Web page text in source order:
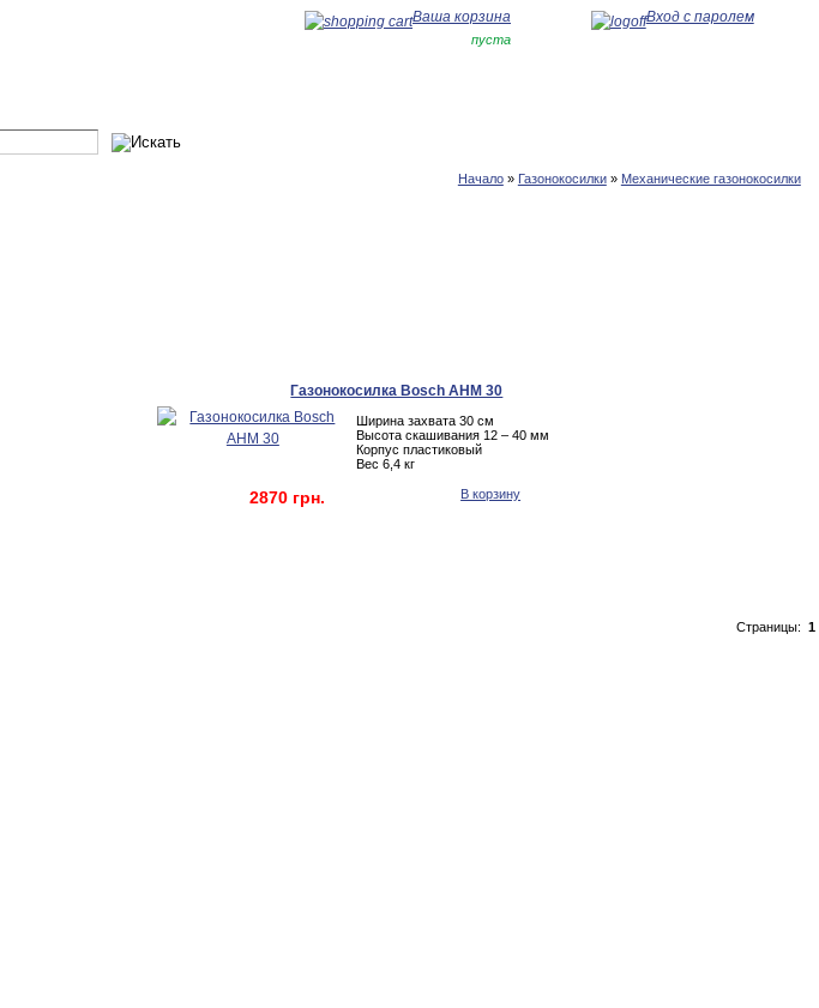
Ваша корзина
пуста
Вход с паролем
Начало» Газонокосилки» Механические газонокосилки
Газонокосилка Bosch AHM 30
Ширина захвата 30 см
Высота скашивания 12 – 40 мм
Корпус пластиковый
Вес 6,4 кг
2870 грн. В корзину
Страницы: 1